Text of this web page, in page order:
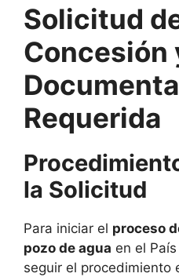
Solicitud
Concesión
Requerida
la Solicitud
Para iniciar el proceso
pozo de agua en el
seguir el procedimiento